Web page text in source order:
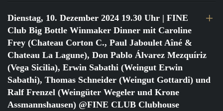
Dienstag, 10. Dezember 2024 19.30 Uhr | FINE
Club Big Bottle Winmaker Dinner mit Caroline
Frey (Chateau Corton C., Paul Jaboulet Aîné &
Chateau La Lagune), Don Pablo Álvarez Mezquíriz
(Vega Sicilia), Erwin Sabathi (Weingut Erwin
Sabathi), Thomas Schneider (Weingut Gottardi) und
Ralf Frenzel (Weingüter Wegeler und Krone
Assmannshausen) @FINE CLUB Clubhouse